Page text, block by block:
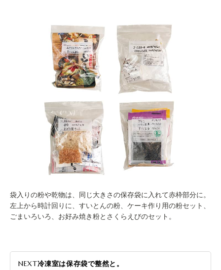
袋入りの粉や乾物は、同じ大きさの保存袋に入れて赤枠部分に。
左上から時計回りに、すいとんの粉、ケーキ作り用の粉セット、
ごまいろいろ、お好み焼き粉とさくらえびのセット。
NEXT冷凍室は保存袋で整然と。